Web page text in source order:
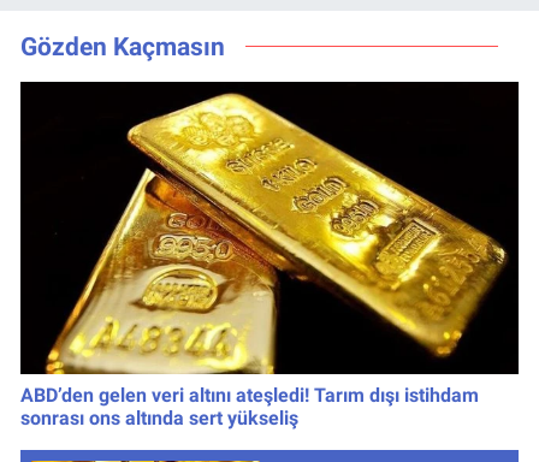
Gözden Kaçmasın
ABD’den gelen veri altını ateşledi! Tarım dışı istihdam
sonrası ons altında sert yükseliş